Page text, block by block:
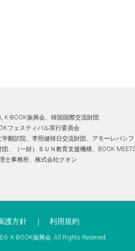
K-BOOK振興会、韓国国際交流財団
フェスティバル実⾏委員会
翻訳院、李熙健韓日交流財団、アモーレパシ
、（一財）ＳＵＮ教育支援機構、BOOK
士事務所、株式会社クオン
護方針 ｜ 利用規約
K-BOOK振興会. All Rights Reserved.